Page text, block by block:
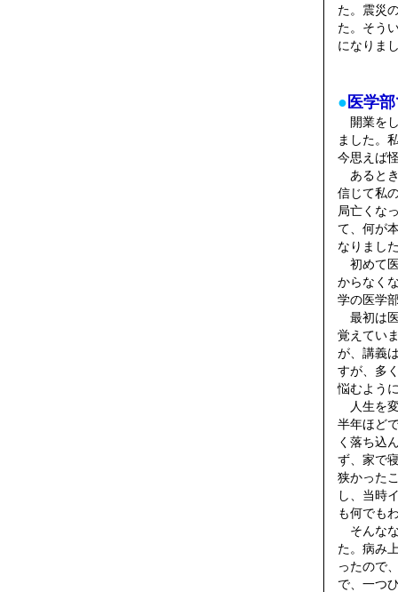
た。震災
た。そう
になりま
● 医学
開業を
ました。
今思えば
あると
信じて私
局亡くな
て、何が
なりまし
初めて
からなく
学の医学
最初は
覚えてい
が、講義
すが、多
悩むよう
人生を
半年ほど
く落ち込
ず、家で
狭かった
し、当時
も何でも
そんな
た。病み
ったので
で、一つ